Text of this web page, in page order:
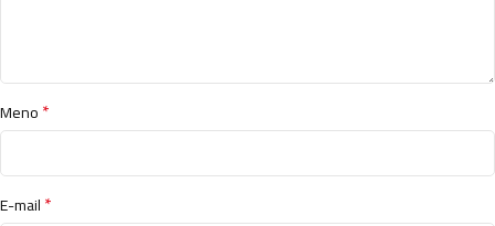
Meno*
E-mail*